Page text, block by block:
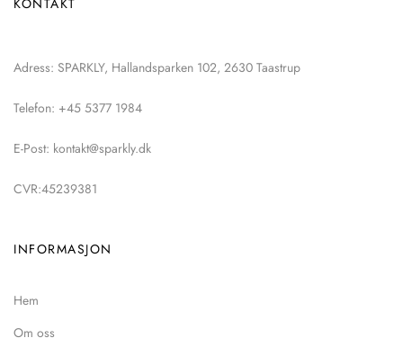
Adress: SPARKLY, Hallandsparken 102, 2630 Taastrup
Telefon: +45 5377 1984
E-Post: kontakt@sparkly.dk
CVR:45239381
INFORMASJON
Hem
Om oss